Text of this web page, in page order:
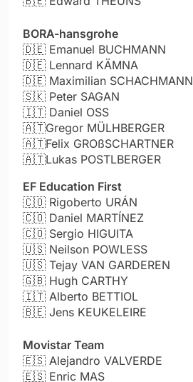
BORA-hansgrohe
🇩🇪 Emanuel BUCHMANN
🇩🇪 Lennard KÄMNA
🇩🇪 Maximilian SCHACHMANN
🇸🇰 Peter SAGAN
🇮🇹 Daniel OSS
🇦🇹Gregor MÜLHBERGER
🇦🇹Felix GROßSCHARTNER
🇦🇹Lukas POSTLBERGER
EF Education First
🇨🇴 Rigoberto URÁN
🇨🇴 Daniel MARTÍNEZ
🇨🇴 Sergio HIGUITA
🇺🇸 Neilson POWLESS
🇺🇸 Tejay VAN GARDEREN
🇬🇧 Hugh CARTHY
🇮🇹 Alberto BETTIOL
🇧🇪 Jens KEUKELEIRE
Movistar Team
🇪🇸 Alejandro VALVERDE
🇪🇸 Enric MAS